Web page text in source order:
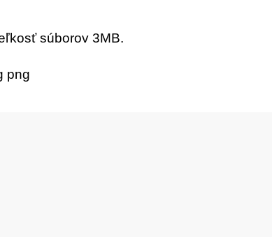
súborov 3MB.
png